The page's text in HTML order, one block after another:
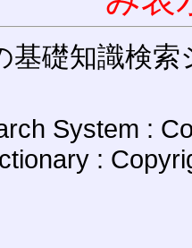
基礎知識検索
System :
: